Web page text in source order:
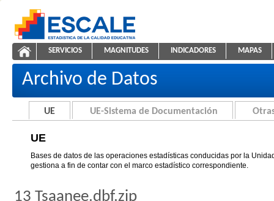
ESCALE - Unidad de Estadística Educativa
UE
NAVEGACIÓN
SERVICIOS MAGNITUDES INDICADORES MAPAS
Archivo de Datos
UE UE-Sistema de Documentación
UE
Bases de datos de las operaciones estadísticas conducidas por la
gestiona a fin de contar con el marco estadístico correspondiente.
13 Tsaanee.dbf.zip